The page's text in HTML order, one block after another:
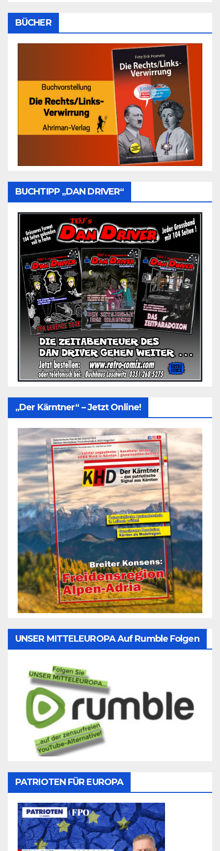
BÜCHER
BUCHTIPP „DAN DRIVER“
„Der Kärntner“ – Jetzt Online!
UNSER MITTELEUROPA Auf Rumble Folgen
PATRIOTEN FÜR EUROPA